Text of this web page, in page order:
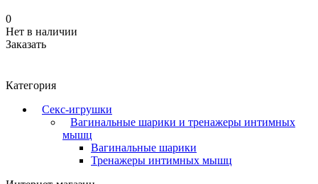
0
Нет в наличии
Заказать
Категория
Секс-игрушки
Вагинальные шарики и тренажеры интимных
мышц
Вагинальные шарики
Тренажеры интимных мышц